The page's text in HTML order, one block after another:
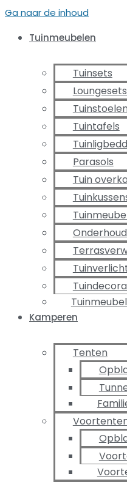
Ga naar de inhoud
Tuinmeubelen
Tuinsets
Tuintafels
Parasols
Tuin
Kamperen
Tenten